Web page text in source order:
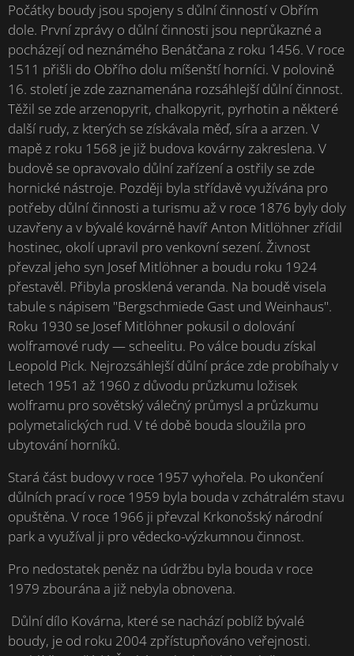
Počátky boudy jsou spojeny s důlní činností v Obřím
dole. První zprávy o důlní činnosti jsou neprůkazné a
pocházejí od neznámého Benátčana z roku 1456. V roce
1511 přišli do Obřího dolu míšenští horníci. V polovině
16. století je zde zaznamenána rozsáhlejší důlní činnost.
Těžil se zde arzenopyrit, chalkopyrit, pyrhotin a některé
další rudy, z kterých se získávala měď, síra a arzen. V
mapě z roku 1568 je již budova kovárny zakreslena. V
budově se opravovalo důlní zařízení a ostřily se zde
hornické nástroje. Později byla střídavě využívána pro
potřeby důlní činnosti a turismu až v roce 1876 byly doly
uzavřeny a v bývalé kovárně havíř Anton Mitlöhner zřídil
hostinec, okolí upravil pro venkovní sezení. Živnost
převzal jeho syn Josef Mitlöhner a boudu roku 1924
přestavěl. Přibyla prosklená veranda. Na boudě visela
tabule s nápisem "Bergschmiede Gast und Weinhaus".
Roku 1930 se Josef Mitlöhner pokusil o dolování
wolframové rudy — scheelitu. Po válce boudu získal
Leopold Pick. Nejrozsáhlejší důlní práce zde probíhaly v
letech 1951 až 1960 z důvodu průzkumu ložisek
wolframu pro sovětský válečný průmysl a průzkumu
polymetalických rud. V té době bouda sloužila pro
ubytování horníků.
Stará část budovy v roce 1957 vyhořela. Po ukončení
důlních prací v roce 1959 byla bouda v zchátralém stavu
opuštěna. V roce 1966 ji převzal Krkonošský národní
park a využíval ji pro vědecko-výzkumnou činnost.
Pro nedostatek peněz na údržbu byla bouda v roce
1979 zbourána a již nebyla obnovena.
Důlní dílo Kovárna, které se nachází poblíž bývalé
boudy, je od roku 2004 zpřístupňováno veřejnosti.